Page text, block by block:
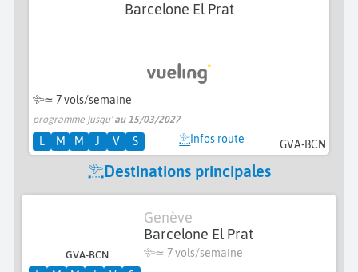
GVA-BCN
Barcelone El Prat
≃ 7 vols/semaine
programme jusqu'au 15/03/2027
L M M J V S Infos route
Destinations principales
GVA-BCN
Genève
Barcelone El Prat
≃ 7 vols/semaine